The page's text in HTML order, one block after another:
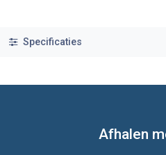
Specificaties
Afhalen